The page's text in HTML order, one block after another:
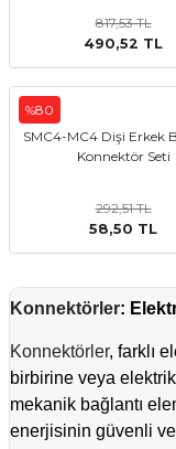
817,53 TL
490,52 TL
%80
SMC4-MC4 Dişi Erkek
Konnektör Seti
292,51 TL
58,50 TL
Konnektörler:
Konnektörler, farklı
birbirine veya
mekanik bağlantı
enerjisinin güvenli ve